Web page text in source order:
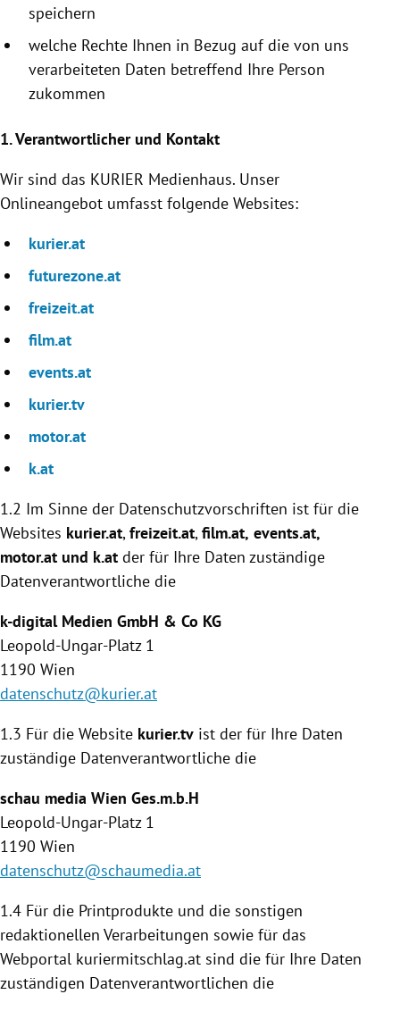
speichern
welche Rechte Ihnen in Bezug auf die von uns
verarbeiteten Daten betreffend Ihre Person
zukommen
1. Verantwortlicher und Kontakt
Wir sind das KURIER Medienhaus. Unser
Onlineangebot umfasst folgende Websites:
kurier.at
futurezone.at
freizeit.at
film.at
events.at
kurier.tv
motor.at
k.at
1.2 Im Sinne der Datenschutzvorschriften ist für die
Websites kurier.at, freizeit.at, film.at, events.at,
motor.at und k.at der für Ihre Daten zuständige
Datenverantwortliche die
k-digital Medien GmbH & Co KG
Leopold-Ungar-Platz 1
1190 Wien
datenschutz@kurier.at
1.3 Für die Website kurier.tv ist der für Ihre Daten
zuständige Daten­verantwortliche die
schau media Wien Ges.m.b.H
Leopold-Ungar-Platz 1
1190 Wien
datenschutz@schaumedia.at
1.4 Für die Printprodukte und die sonstigen
redaktionellen Verarbeitungen sowie für das
Webportal kuriermitschlag.at sind die für Ihre Daten
zuständigen Datenverantwortlichen die